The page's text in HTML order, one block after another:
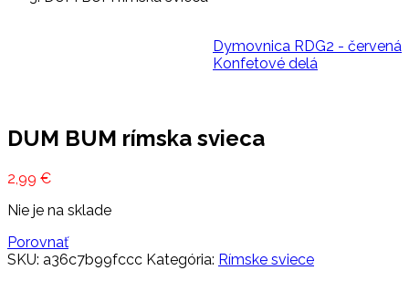
Dymovnica RDG2 - červená
Konfetové delá
DUM BUM rímska svieca
2,99 €
Nie je na sklade
Porovnať
SKU: a36c7b99fccc Kategória: Rímske sviece